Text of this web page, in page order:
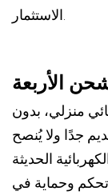
الأربعة
منزلي، بدون
جدًا ولا يُنصح
تحكم وحماية في